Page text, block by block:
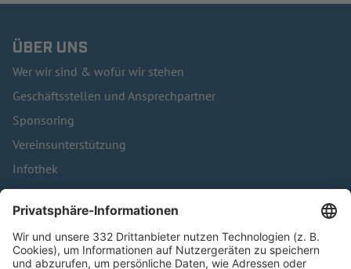
ÜBER UNS
Wer wir sind & wofür wir stehen
Geschäftsstellen und Ansprechpartner
Sponsoring
Vereinsunterstützung
Infothek
Kontakt
HÄUFIG BESUCHTE SEITEN
Pässe und Vereinswechsel